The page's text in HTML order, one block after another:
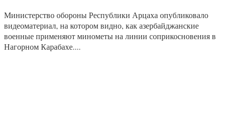
Министерство обороны Республики Арцаха опубликовало
видеоматериал, на котором видно, как азербайджанские
военные применяют минометы на линии соприкосновения в
Нагорном Карабахе....